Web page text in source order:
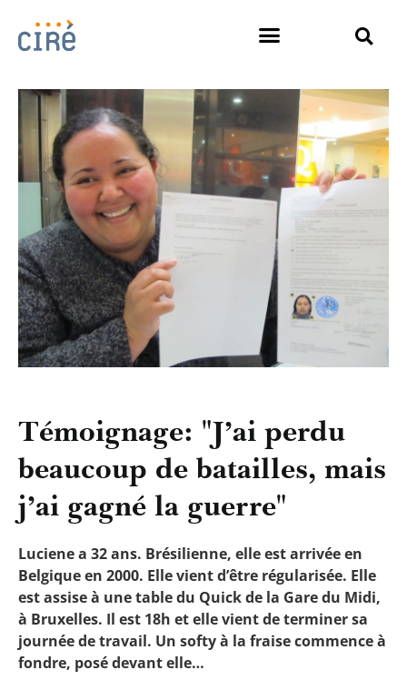
Témoignage: "J’ai perdu
beaucoup de batailles, mais
j’ai gagné la guerre"
Luciene a 32 ans. Brésilienne, elle est arrivée en
Belgique en 2000. Elle vientd’être régularisée. Elle
est assise à une table du Quick de la Gare du Midi,
à Bruxelles. Il est 18h et elle vient de terminer sa
journée de travail. Un softy à la fraise commence à
fondre, posé devant elle…